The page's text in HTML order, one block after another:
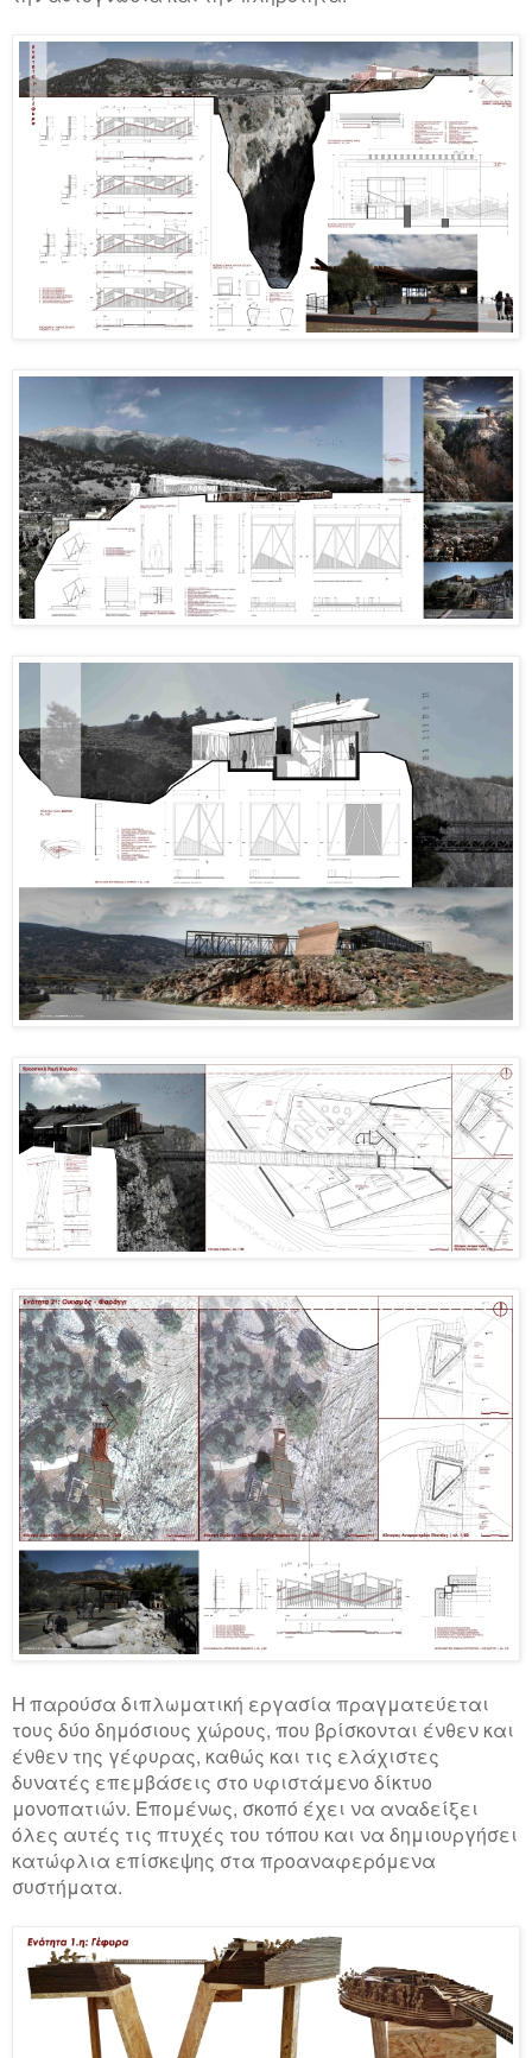
Η παρούσα διπλωματική εργασία πραγματεύεται
τους δύο δημόσιους χώρους, που βρίσκονται ένθεν και
ένθεν της γέφυρας, καθώς και τις ελάχιστες
δυνατές επεμβάσεις στο υφιστάμενο δίκτυο
μονοπατιών. Επομένως, σκοπό έχει να αναδείξει
όλες αυτές τις πτυχές του τόπου και να δημιουργήσει
κατώφλια επίσκεψης στα προαναφερόμενα
συστήματα.